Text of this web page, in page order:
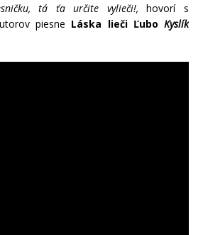
tá ťa určite vylieči!, hovorí s
piesne Láska lieči Ľubo Kyslík